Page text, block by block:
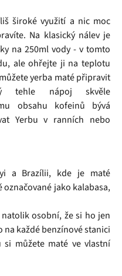
široké využití a nic moc
Na klasický nálev je
na 250ml vody - v tomto
ale ohřejte ji na teplotu
yerba maté připravit
tehle nápoj skvěle
obsahu kofeinů bývá
Yerbu v ranních nebo
Brazílii, kde je maté
jako kalabasa,
osobní, že si ho jen
každé benzínové stanici
můžete maté ve vlastní